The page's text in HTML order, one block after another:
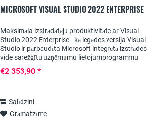
MICROSOFT VISUAL STUDIO 2022 ENTERPRISE
Maksimāla izstrādātāju produktivitāte ar Visual
Studio 2022 Enterprise - kā iegādes versija Visual
Studio ir pārbaudīta Microsoft integrētā izstrādes
vide sarežģītu uzņēmumu lietojumprogrammu
€2 353,90 *
Salīdzini
Grāmatzīme